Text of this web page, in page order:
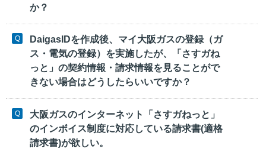
か？
DaigasIDを作成後、マイ大阪ガスの登録（ガ
ス・電気の登録）を実施したが、「さすガね
っと」の契約情報・請求情報を見ることがで
きない場合はどうしたらいいですか？
大阪ガスのインターネット「さすガねっと」
のインボイス制度に対応している請求書(適格
請求書)が欲しい。